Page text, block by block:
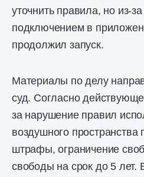
уточнить правила, но из-
подключением в
продолжил запуск.
Материалы по делу
суд. Согласно
за нарушение правил
воздушного пространства
штрафы, ограничение
свободы на срок до 5 лет.